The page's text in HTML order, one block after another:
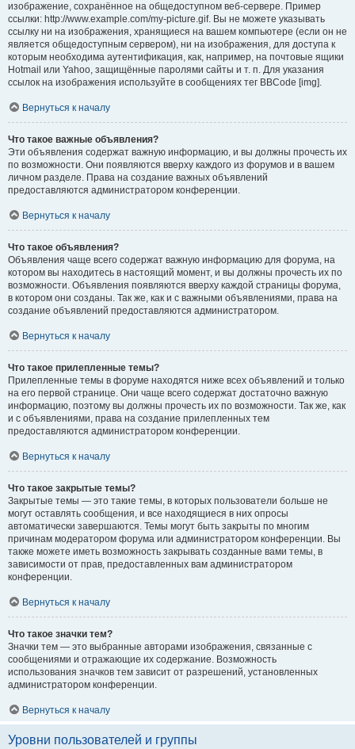
изображение, сохранённое на общедоступном веб-сервере. Пример
ссылки: http://www.example.com/my-picture.gif. Вы не можете указывать
ссылку ни на изображения, хранящиеся на вашем компьютере (если он не
является общедоступным сервером), ни на изображения, для доступа к
которым необходима аутентификация, как, например, на почтовые ящики
Hotmail или Yahoo, защищённые паролями сайты и т. п. Для указания
ссылок на изображения используйте в сообщениях тег BBCode [img].
Вернуться к началу
Что такое важные объявления?
Эти объявления содержат важную информацию, и вы должны прочесть их
по возможности. Они появляются вверху каждого из форумов и в вашем
личном разделе. Права на создание важных объявлений
предоставляются администратором конференции.
Вернуться к началу
Что такое объявления?
Объявления чаще всего содержат важную информацию для форума, на
котором вы находитесь в настоящий момент, и вы должны прочесть их по
возможности. Объявления появляются вверху каждой страницы форума,
в котором они созданы. Так же, как и с важными объявлениями, права на
создание объявлений предоставляются администратором.
Вернуться к началу
Что такое прилепленные темы?
Прилепленные темы в форуме находятся ниже всех объявлений и только
на его первой странице. Они чаще всего содержат достаточно важную
информацию, поэтому вы должны прочесть их по возможности. Так же, как
и с объявлениями, права на создание прилепленных тем
предоставляются администратором конференции.
Вернуться к началу
Что такое закрытые темы?
Закрытые темы — это такие темы, в которых пользователи больше не
могут оставлять сообщения, и все находящиеся в них опросы
автоматически завершаются. Темы могут быть закрыты по многим
причинам модератором форума или администратором конференции. Вы
также можете иметь возможность закрывать созданные вами темы, в
зависимости от прав, предоставленных вам администратором
конференции.
Вернуться к началу
Что такое значки тем?
Значки тем — это выбранные авторами изображения, связанные с
сообщениями и отражающие их содержание. Возможность
использования значков тем зависит от разрешений, установленных
администратором конференции.
Вернуться к началу
Уровни пользователей и группы